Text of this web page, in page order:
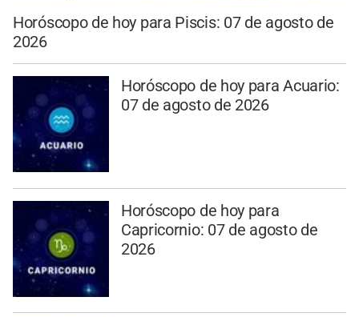
Horóscopo de hoy para Piscis: 07 de agosto de
2026
Horóscopo de hoy para Acuario:
07 de agosto de 2026
Horóscopo de hoy para
Capricornio: 07 de agosto de
2026